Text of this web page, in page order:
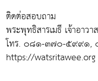
ติดต่อสอบถาม
พระพุทธิสารเมธี เจ้าอาว
โทร. ๐๘๑-๓๗๐-๕๙๙๑
https://watsritawee.org